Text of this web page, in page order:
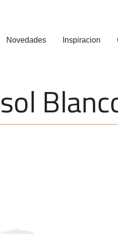
Novedades Inspiracion